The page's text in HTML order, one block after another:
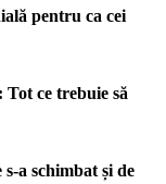
pentru ca cei
ce trebuie să
a schimbat și de